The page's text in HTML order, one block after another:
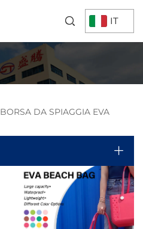
IT
BORSA DA SPIAGGIA EVA